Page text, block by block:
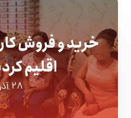
خرید و فروش
اقلیم
۲۸ آذر ۱۳۹۷